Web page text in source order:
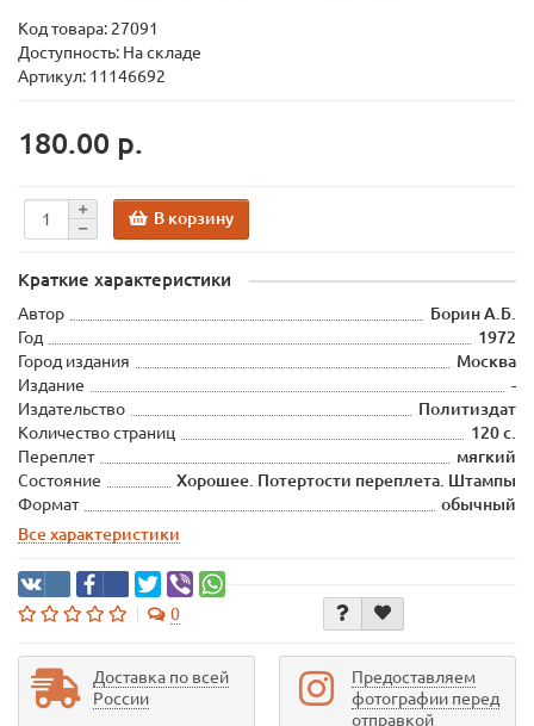
Код товара: 27091
Доступность: На складе
Артикул: 11146692
180.00 р.
В корзину
Краткие характеристики
Автор
Борин А.Б.
Год
1972
Город издания
Москва
Издание
-
Издательство
Политиздат
Количество страниц
120 с.
Переплет
мягкий
Состояние
Хорошее. Потертости переплета. Штампы
Формат
обычный
Все характеристики
0
Доставка по всей
России
Предоставляем
фотографии перед
отправкой